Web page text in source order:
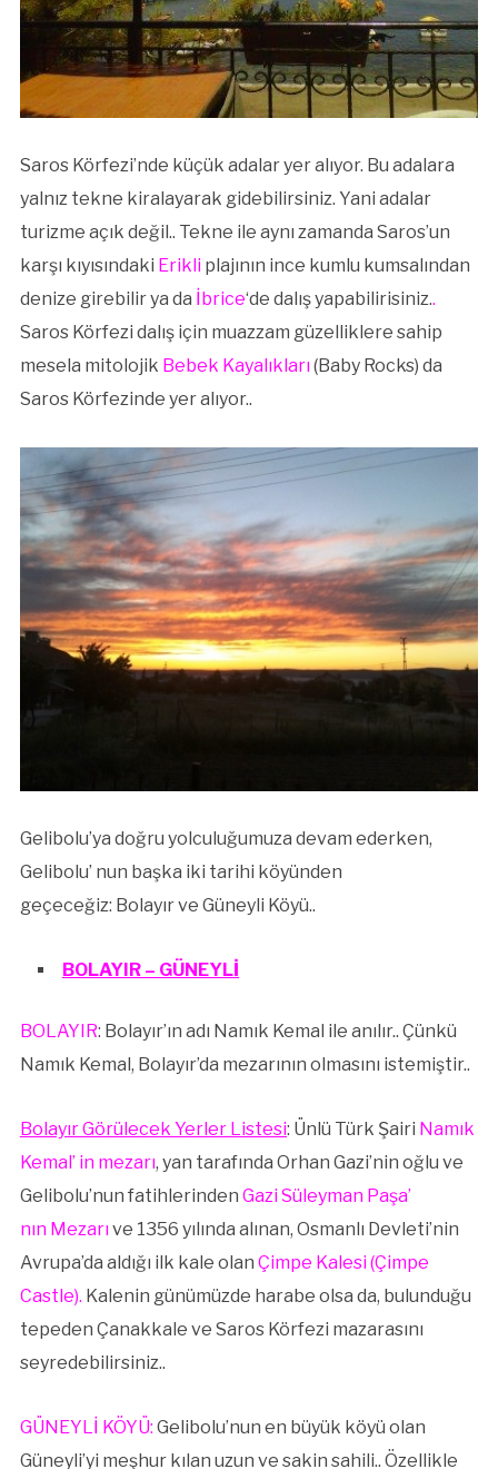
Saros Körfezi’nde küçük adalar yer alıyor. Bu adalara
yalnız tekne kiralayarak gidebilirsiniz. Yani adalar
turizme açık değil.. Tekne ile aynı zamanda Saros’un
karşı kıyısındaki Erikliplajının ince kumlu kumsalından
denize girebilir ya da İbrice‘de dalış yapabilirisiniz..
Saros Körfezi dalış için muazzam güzelliklere sahip
mesela mitolojik Bebek Kayalıkları(Baby Rocks) da
Saros Körfezinde yer alıyor..
Gelibolu’ya doğru yolculuğumuza devam ederken,
Gelibolu’ nun başka iki tarihi köyünden
geçeceğiz: Bolayır ve Güneyli Köyü..
BOLAYIR – GÜNEYLİ
BOLAYIR: Bolayır’ın adı Namık Kemal ile anılır.. Çünkü
Namık Kemal, Bolayır’da mezarının olmasını istemiştir..
Bolayır Görülecek Yerler Listesi: Ünlü Türk Şairi Namık
Kemal’ in mezarı, yan tarafında Orhan Gazi’nin oğlu ve
Gelibolu’nun fatihlerinden Gazi Süleyman Paşa’
nın Mezarıve 1356 yılında alınan, Osmanlı Devleti’nin
Avrupa’da aldığı ilk kale olan Çimpe Kalesi (Çimpe
Castle). Kalenin günümüzde harabe olsa da, bulunduğu
tepeden Çanakkale ve Saros Körfezi mazarasını
seyredebilirsiniz..
GÜNEYLİ KÖYÜ: Gelibolu’nun en büyük köyü olan
Güneyli’yi meşhur kılan uzun ve sakin sahili.. Özellikle